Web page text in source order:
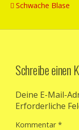
Schwache Blase
Schreibe einen
Deine E-Mail-
Erforderliche
Kommentar*